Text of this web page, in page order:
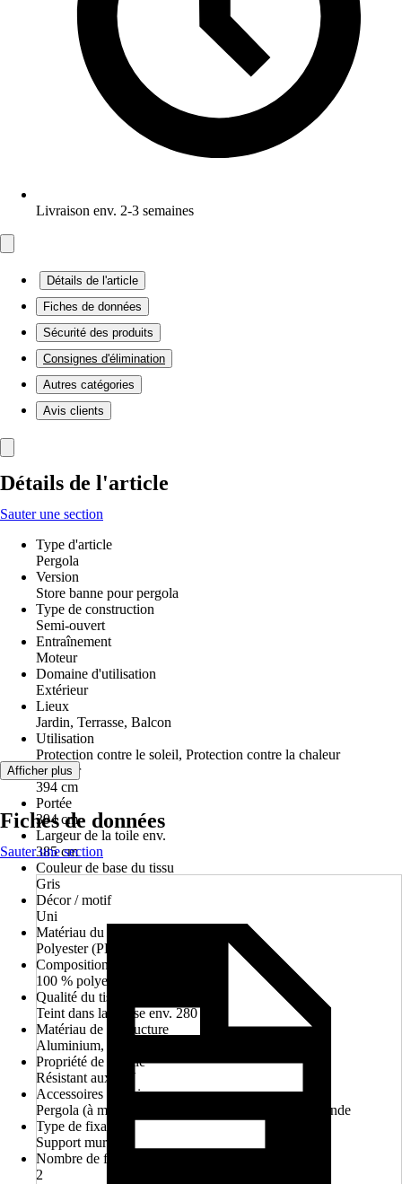
Livraison env. 2-3 semaines
Détails de l'article
Fiches de données
Sécurité des produits
Consignes d'élimination
Autres catégories
Avis clients
Détails de l'article
Sauter une section
Type d'article
Pergola
Version
Store banne pour pergola
Type de construction
Semi-ouvert
Entraînement
Moteur
Domaine d'utilisation
Extérieur
Lieux
Jardin, Terrasse, Balcon
Utilisation
Protection contre le soleil, Protection contre la chaleur
Largeur
394 cm
Portée
394 cm
Largeur de la toile env.
385 cm
Couleur de base du tissu
Gris
Décor / motif
Uni
Matériau du tissu
Polyester (PES)
Composition du matériau
100 % polyester
Qualité du tissu
Teint dans la masse env. 280 g/m²
Matériau de la structure
Aluminium, Acier
Propriété de la toile
Résistant aux UV
Accessoires fournis
Pergola (à monter), matériel de montage, télécommande
Type de fixation
Support mural
Nombre de fixations murales / pour plafond
2
Afficher plus
Fiches de données
Sauter une section